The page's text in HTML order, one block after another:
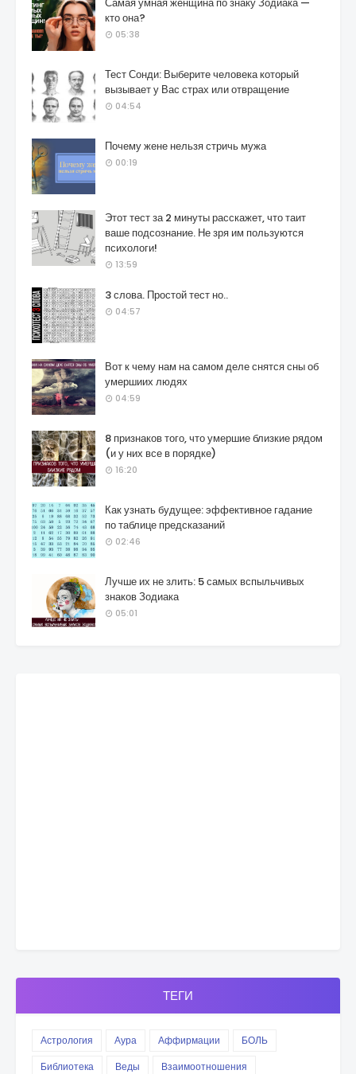
кто она?
05:38
Тест Сонди: Выберите человека который
вызывает у Вас страх или отвращение
04:54
Почему жене нельзя стричь мужа
00:19
Этот тест за 2 минуты расскажет, что таит
ваше подсознание. Не зря им пользуются
психологи!
13:59
3 слова. Простой тест но..
04:57
Вот к чему нам на самом деле снятся сны об
умершиих людях
04:59
8 признаков того, что умершие близкие рядом
(и у них все в порядке)
16:20
Как узнать будущее: эффективное гадание
по таблице предсказаний
02:46
Лучше их не злить: 5 самых вспыльчивых
знаков Зодиака
05:01
ТЕГИ
Астрология Аура Аффирмации
БОЛЬ
Библиотека
Веды
Взаимоотношения